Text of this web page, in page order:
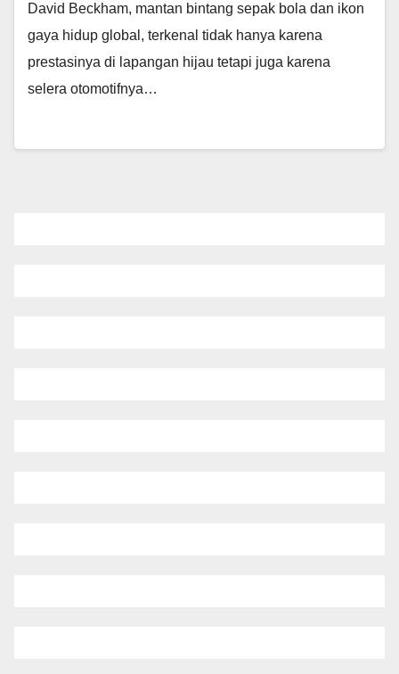
David Beckham, mantan bintang sepak bola dan ikon
gaya hidup global, terkenal tidak hanya karena
prestasinya di lapangan hijau tetapi juga karena
selera otomotifnya…